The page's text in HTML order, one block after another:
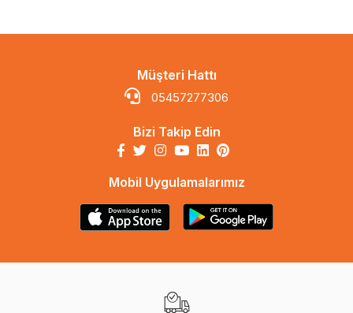
Müşteri Hattı
05457277306
Bizi Takip Edin
Mobil Uygulamalarımız